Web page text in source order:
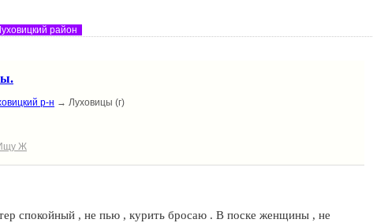
район
р-н → Луховицы (г)
Ж
спокойный , не пью , курить бросаю . В поске женщины , не